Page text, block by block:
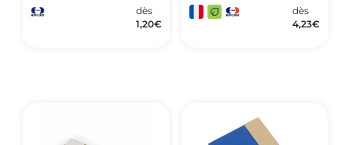
dès
1,20€
dès
4,23€